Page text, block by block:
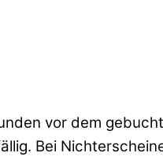
vor dem
Bei